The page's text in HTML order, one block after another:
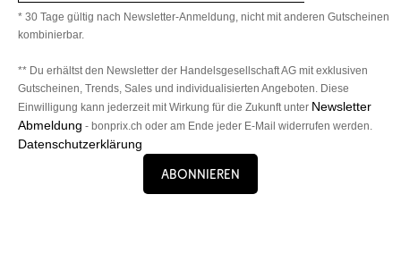
* 30 Tage gültig nach Newsletter-Anmeldung, nicht mit anderen Gutscheinen
kombinierbar.
** Du erhältst den Newsletter der Handelsgesellschaft AG mit exklusiven
Gutscheinen, Trends, Sales und individualisierten Angeboten. Diese
Einwilligung kann jederzeit mit Wirkung für die Zukunft unter Newsletter
Abmeldung - bonprix.ch oder am Ende jeder E-Mail widerrufen werden.
Datenschutzerklärung
Abonnieren